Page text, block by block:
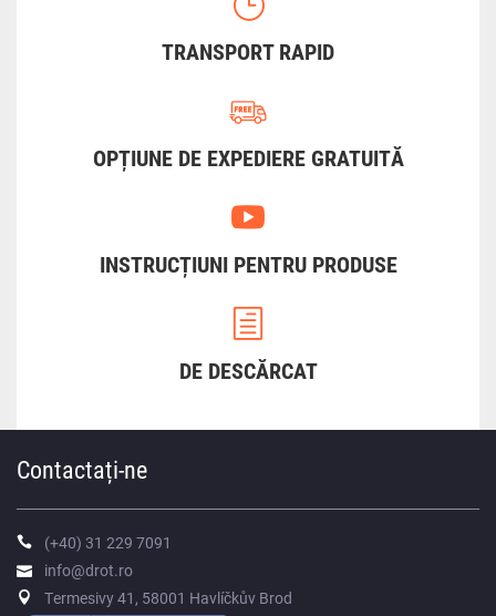
TRANSPORT RAPID
OPȚIUNE DE EXPEDIERE GRATUITĂ
INSTRUCȚIUNI PENTRU PRODUSE
DE DESCĂRCAT
Contactați-ne
(+40) 31 229 7091
info@drot.ro
Termesivy 41, 58001 Havlíčkův Brod